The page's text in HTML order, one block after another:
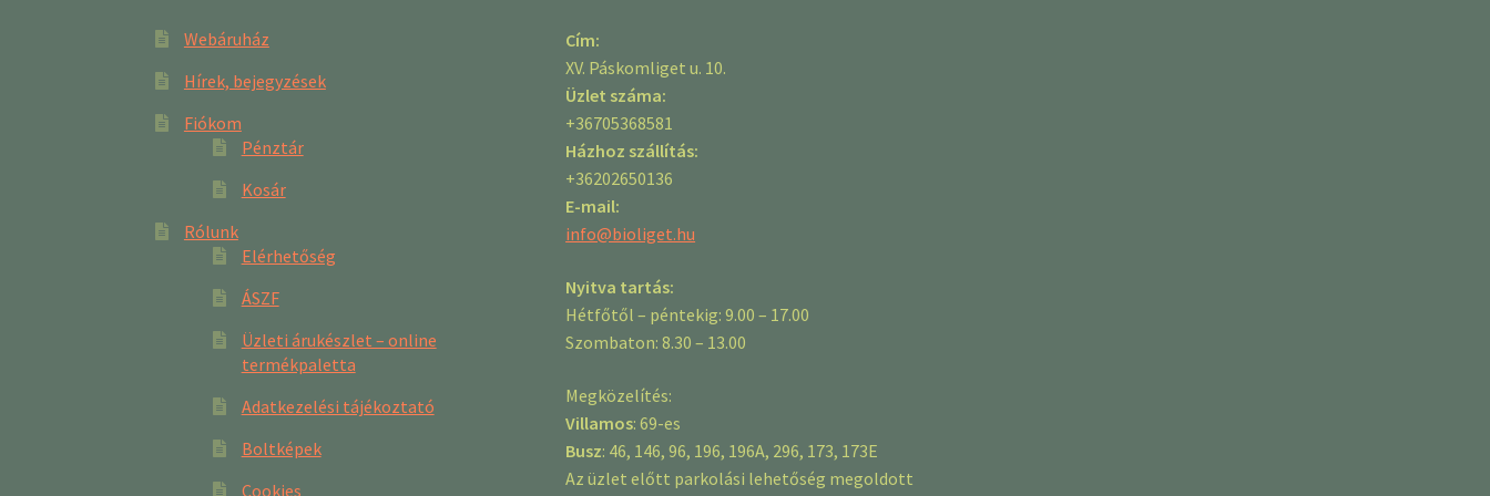
Webáruház
Hírek, bejegyzések
Fiókom
Pénztár
Kosár
Rólunk
Elérhetőség
ÁSZF
Üzleti árukészlet – online
termékpaletta
Adatkezelési tájékoztató
Boltképek
Cookies
Cím:
XV. Páskomliget u. 10.
Üzlet száma:
+36705368581
Házhoz szállítás:
+36202650136
E-mail:
info@bioliget.hu
Nyitva tartás:
Hétfőtől – péntekig: 9.00 – 17.00
Szombaton: 8.30 – 13.00
Megközelítés:
Villamos: 69-es
Busz: 46, 146, 96, 196, 196A, 296, 173, 173E
Az üzlet előtt parkolási lehetőség megoldott